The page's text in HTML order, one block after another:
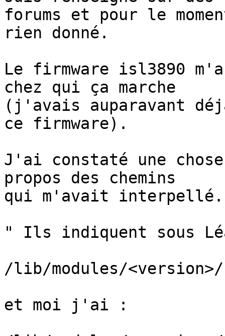
forums et pour le
rien donné.
Le firmware isl3890
chez qui ça marche
(j'avais auparavant
ce firmware).
J'ai constaté une
propos des chemins
qui m'avait
" Ils indiquent sous
/lib/modules/
et moi j'ai :